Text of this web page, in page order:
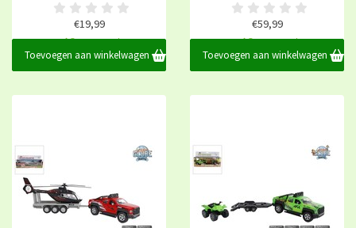
€19,99
Op voorraad
Toevoegen aan winkelwagen
€59,99
Op voorraad
Toevoegen aan winkelwagen